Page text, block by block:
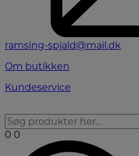
ramsing-spjald@mail.dk
Om butikken
Kundeservice
0 0